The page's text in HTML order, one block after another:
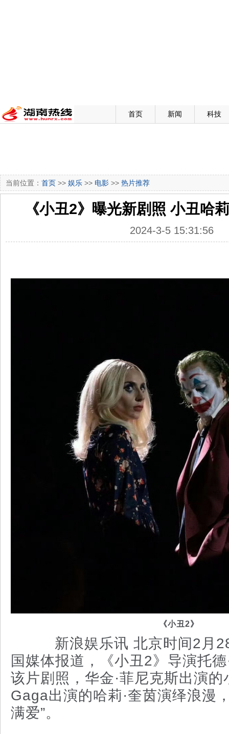
首页 新闻 科技
当前位置： 首页 >> 娱乐 >> 电影 >> 热片推荐
《小丑2》曝光新剧照 小丑哈
2024-3-5 15:31:56
《小丑2》
新浪娱乐讯 北京时间2月
国媒体报道，《小丑2》导演托
该片剧照，华金·菲尼克斯出演
Gaga出演的哈莉·奎茵演绎浪漫
满爱”。